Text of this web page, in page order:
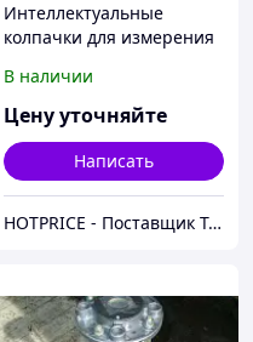
Интеллектуальные
колпачки для измерения
шинах [ОПТ]
В наличии
Цену уточняйте
Написать
HOTPRICE - Поставщик Трендовых та Бытовых товаров с Китая в Украине ОПТом